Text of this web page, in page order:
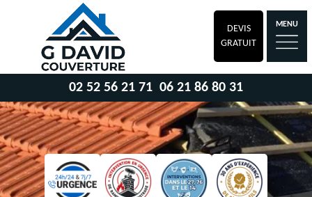
DEVIS
GRATUIT
MENU
02 52 56 21 71 06 21 86 80 31